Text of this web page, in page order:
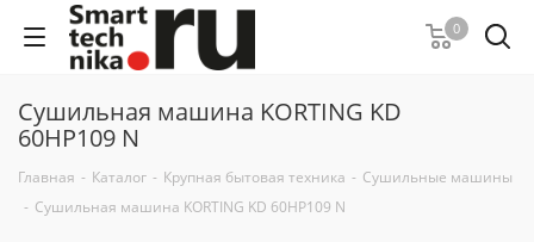
0
Сушильная машина KORTING KD
60HP109 N
Главная - Каталог - Крупная бытовая техника - Сушильные машины
- Сушильная машина KORTING KD 60HP109 N